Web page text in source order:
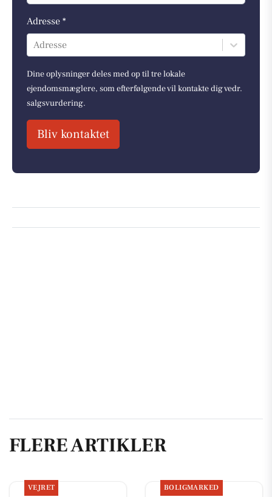
Adresse *
Adresse
Dine oplysninger deles med op til tre lokale
ejendomsmæglere, som efterfølgende vil kontakte dig vedr.
salgsvurdering.
Bliv kontaktet
FLERE ARTIKLER
VEJRET BOLIGMARKED